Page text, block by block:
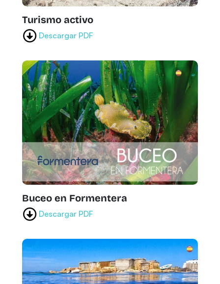
Turismo activo
Descargar PDF
Buceo en Formentera
Descargar PDF